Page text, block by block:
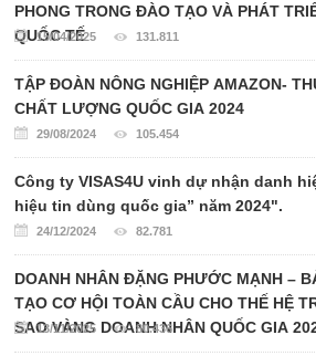
PHONG TRONG ĐÀO TẠO VÀ PHÁT
QUỐC TẾ
15/04/2025 131.811
TẬP ĐOÀN NÔNG NGHIỆP AMAZON- THƯƠNG HIỆU UY TÍN
CHẤT LƯỢNG QUỐC GIA 2024
29/08/2024 105.454
Công ty VISAS4U vinh dự nhận danh
hiệu tin dùng quốc gia” năm 2024".
24/12/2024 82.781
DOANH NHÂN ĐẶNG PHƯỚC MẠNH –
TẠO CƠ HỘI TOÀN CẦU CHO THẾ HỆ
SAO VÀNG DOANH NHÂN QUỐC GIA
13/11/2025 80.436